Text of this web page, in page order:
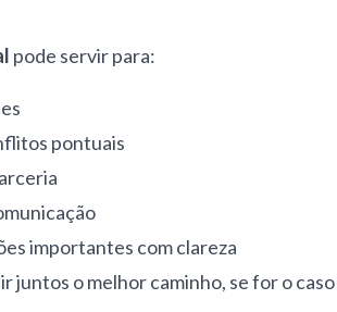
pode servir para:
pontuais
importantes com clareza
juntos o melhor caminho, se for o caso